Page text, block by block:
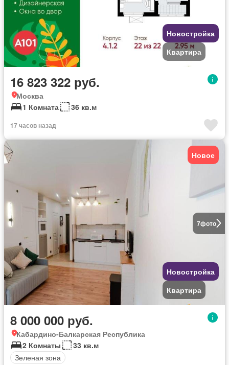
Новостройка
Квартира
16 823 322 руб.
Москва
1 Комната
36 кв.м
17 часов назад
7фото
Новое
Новостройка
Квартира
8 000 000 руб.
Кабардино-Балкарская Республика
2 Комнаты
33 кв.м
Зеленая зона